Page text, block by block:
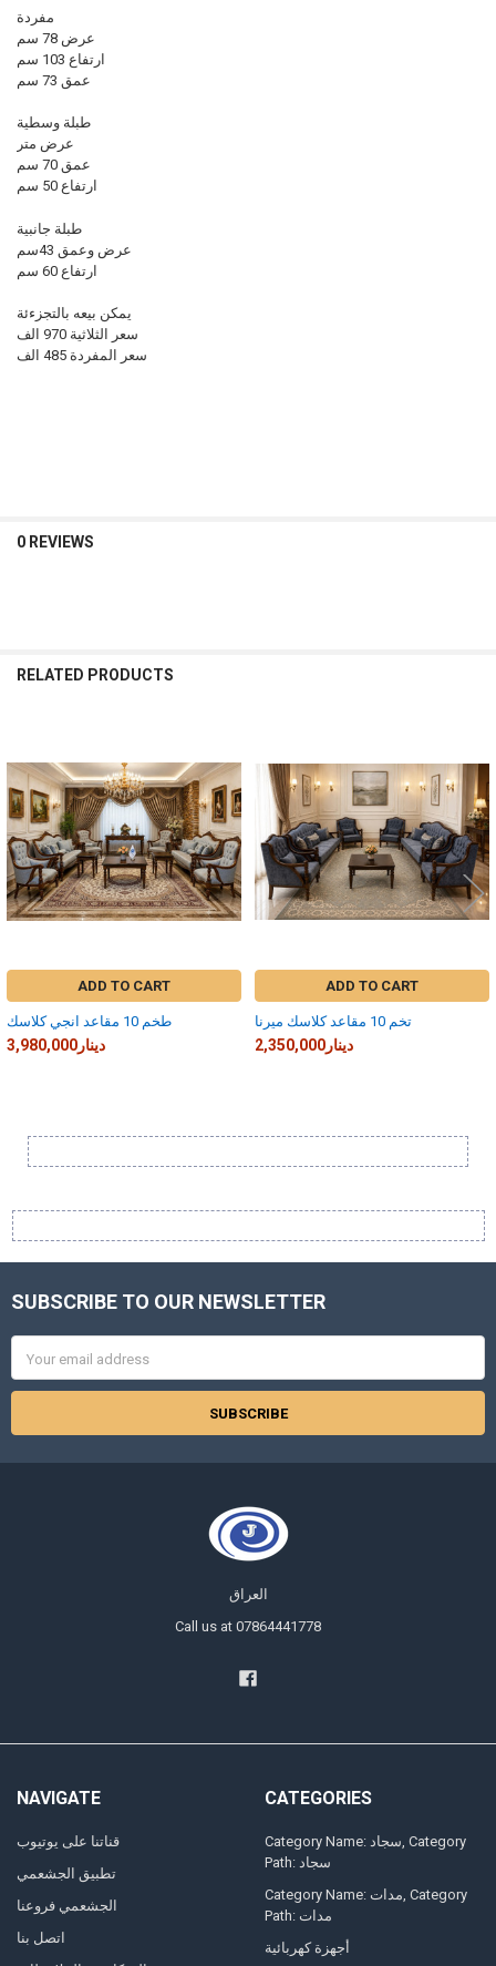
مفردة
عرض 78 سم
ارتفاع 103 سم
عمق 73 سم
طبلة وسطية
عرض متر
عمق 70 سم
ارتفاع 50 سم
طبلة جانبية
عرض وعمق 43سم
ارتفاع 60 سم
يمكن بيعه بالتجزءئة
سعر الثلاثية 970 الف
سعر المفردة 485 الف
0 REVIEWS
RELATED PRODUCTS
Related
Products
ADD TO CART
طخم 10 مقاعد انجي كلاسك
3,980,000دينار
ADD TO CART
تخم 10 مقاعد كلاسك ميرنا
2,350,000دينار
Footer
SUBSCRIBE TO OUR NEWSLETTER
Address
العراق
Call us at 07864441778
NAVIGATE
قناتنا على يوتيوب
تطبيق الجشعمي
الجشعمي فروعنا
اتصل بنا
CATEGORIES
Category Name: سجاد, Category
Path: سجاد
Category Name: مدات, Category
Path: مدات
أجهزة كهربائية